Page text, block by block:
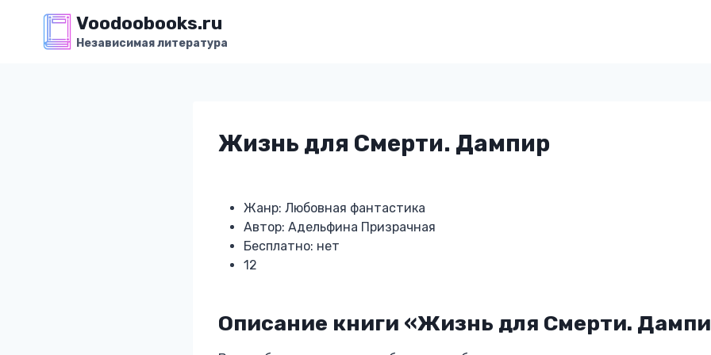
содержимому
Voodoobooks.ru
Независимая литература
Жизнь для Смерти. Дампир
Жанр: Любовная фантастика
Автор: Адельфина Призрачная
Бесплатно: нет
12
Описание книги «Жизнь для Смерти.